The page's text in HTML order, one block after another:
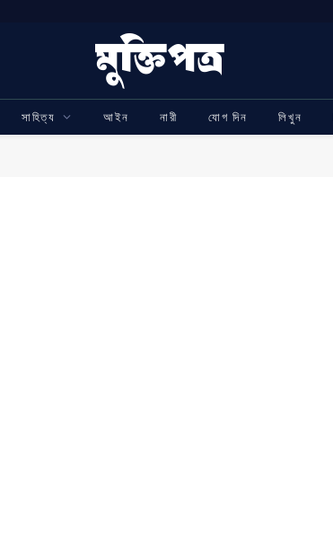
সাহিত্য আইন নারী যোগ দিন লিখুন